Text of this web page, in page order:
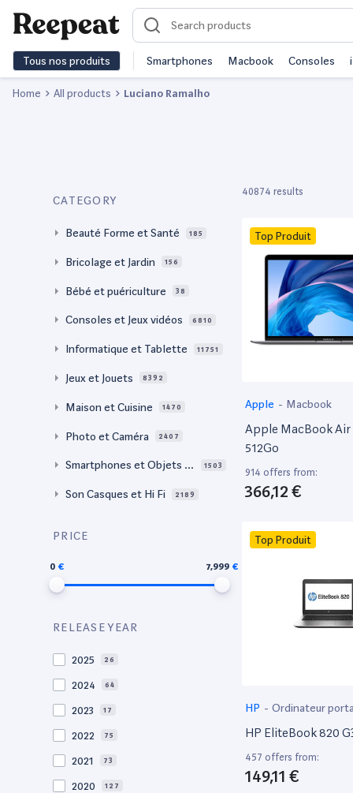
Tous nos produits Smartphones Macbook Consoles
Home All products Luciano Ramalho
CATEGORY
Beauté Forme et Santé 185
Bricolage et Jardin 156
Bébé et puériculture 38
Consoles et Jeux vidéos 6810
Informatique et Tablette 11751
Jeux et Jouets 8392
Maison et Cuisine 1470
Photo et Caméra 2407
Smartphones et Objets c
1503
Son Casques et Hi Fi 2189
PRICE
0 7,999
RELEASE YEAR
2025 26
2024 64
2023 17
2022 75
2021 73
2020 127
40874 results
Top Produit
Apple - Macbook
Apple MacBook Air
512Go
914 offers from:
366,12 €
Top Produit
HP - Ordinateur
HP EliteBook 820
457 offers from:
149,11 €